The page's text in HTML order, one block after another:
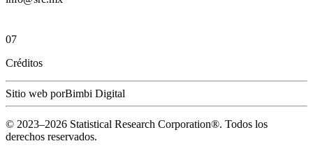
07
Créditos
Sitio web porBimbi Digital
© 2023–2026 Statistical Research Corporation®. Todos los
derechos reservados.